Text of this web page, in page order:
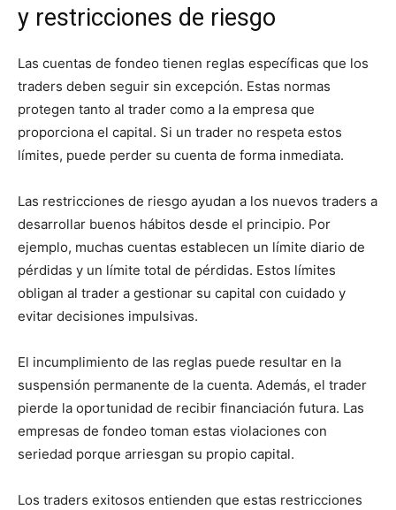
y restricciones de riesgo
Las cuentas de fondeo tienen reglas específicas que los
traders deben seguir sin excepción. Estas normas
protegen tanto al trader como a la empresa que
proporciona el capital. Si un trader no respeta estos
límites, puede perder su cuenta de forma inmediata.
Las restricciones de riesgo ayudan a los nuevos traders a
desarrollar buenos hábitos desde el principio. Por
ejemplo, muchas cuentas establecen un límite diario de
pérdidas y un límite total de pérdidas. Estos límites
obligan al trader a gestionar su capital con cuidado y
evitar decisiones impulsivas.
El incumplimiento de las reglas puede resultar en la
suspensión permanente de la cuenta. Además, el trader
pierde la oportunidad de recibir financiación futura. Las
empresas de fondeo toman estas violaciones con
seriedad porque arriesgan su propio capital.
Los traders exitosos entienden que estas restricciones